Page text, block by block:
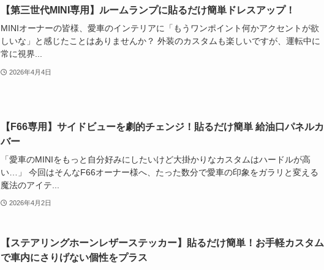
【第三世代MINI専用】ルームランプに貼るだけ簡単ドレスアップ！
MINIオーナーの皆様、愛車のインテリアに「もうワンポイント何かアクセントが欲
しいな」と感じたことはありませんか？ 外装のカスタムも楽しいですが、運転中に
常に視界...
2026年4月4日
【F66専用】サイドビューを劇的チェンジ！貼るだけ簡単 給油口パネルカ
バー
「愛車のMINIをもっと自分好みにしたいけど大掛かりなカスタムはハードルが高
い…」 今回はそんなF66オーナー様へ、たった数分で愛車の印象をガラリと変える
魔法のアイテ...
2026年4月2日
【ステアリングホーンレザーステッカー】貼るだけ簡単！お手軽カスタム
で車内にさりげない個性をプラス